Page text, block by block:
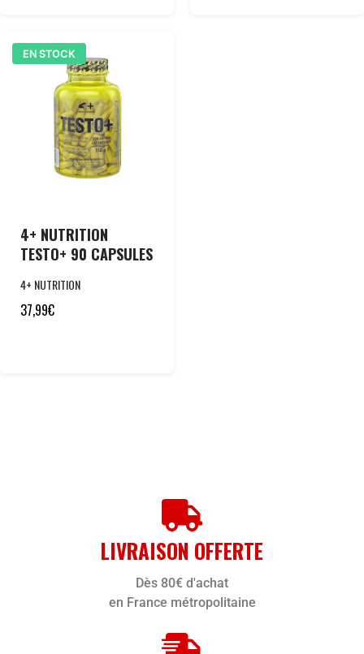
EN STOCK
4+ NUTRITION
TESTO+ 90 CAPSULES
4+ NUTRITION
37,99€
LIVRAISON OFFERTE
Dès 80€ d'achat
en France métropolitaine